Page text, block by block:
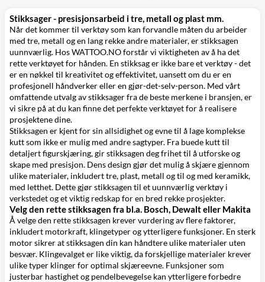
Stikksager - presisjonsarbeid i tre, metall og plast mm.
Når det kommer til verktøy som kan forvandle måten du arbeider
med tre, metall og en lang rekke andre materialer, er stikksagen
uunnværlig. Hos WATTOO.NO forstår vi viktigheten av å ha det
rette verktøyet for hånden. En stikksag er ikke bare et verktøy - det
er en nøkkel til kreativitet og effektivitet, uansett om du er en
profesjonell håndverker eller en gjør-det-selv-person. Med vårt
omfattende utvalg av stikksager fra de beste merkene i bransjen, er
vi sikre på at du kan finne det perfekte verktøyet for å realisere
prosjektene dine.
Stikksagen er kjent for sin allsidighet og evne til å lage komplekse
kutt som ikke er mulig med andre sagtyper. Fra buede kutt til
detaljert figurskjæring, gir stikksagen deg frihet til å utforske og
skape med presisjon. Dens design gjør det mulig å skjære gjennom
ulike materialer, inkludert tre, plast, metall og til og med keramikk,
med letthet. Dette gjør stikksagen til et uunnværlig verktøy i
verkstedet og et viktig redskap for en bred rekke prosjekter.
Velg den rette stikksagen fra bl.a. Bosch, Dewalt eller Makita
Å velge den rette stikksagen krever vurdering av flere faktorer,
inkludert motorkraft, klingetyper og ytterligere funksjoner. En sterk
motor sikrer at stikksagen din kan håndtere ulike materialer uten
besvær. Klingevalget er like viktig, da forskjellige materialer krever
ulike typer klinger for optimal skjæreevne. Funksjoner som
justerbar hastighet og pendelbevegelse kan ytterligere forbedre